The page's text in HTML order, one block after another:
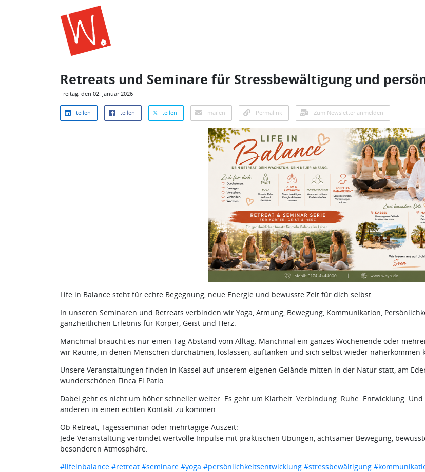
Retreats und Seminare für Stressbewältigung und
Freitag, den 02. Januar 2026
teilen teilen 𝕏 teilen mailen Permalink Zum Newsletter anmelden
Life in Balance steht für echte Begegnung, neue Energie und bewusste Zeit für dich selbst.
In unseren Seminaren und Retreats verbinden wir Yoga, Atmung, Bewegung, Kommunikation,
ganzheitlichen Erlebnis für Körper, Geist und Herz.
Manchmal braucht es nur einen Tag Abstand vom Alltag. Manchmal ein ganzes Wochenende oder
wir Räume, in denen Menschen durchatmen, loslassen, auftanken und sich selbst wieder näherkommen
Unsere Veranstaltungen finden in Kassel auf unserem eigenen Gelände mitten in der Natur statt, am
wunderschönen Finca El Patio.
Dabei geht es nicht um höher schneller weiter. Es geht um Klarheit. Verbindung. Ruhe. Entwicklung.
anderen in einen echten Kontakt zu kommen.
Ob Retreat, Tagesseminar oder mehrtägige Auszeit:
Jede Veranstaltung verbindet wertvolle Impulse mit praktischen Übungen, achtsamer Bewegung,
besonderen Atmosphäre.
#lifeinbalance #retreat #seminare #yoga #persönlichkeitsentwicklung #stressbewältigung